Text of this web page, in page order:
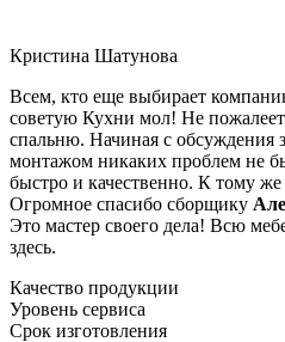
Кристина Шатунова
Всем, кто еще выбирает
советую Кухни мол! Не
спальню. Начиная с обсуждения
монтажом никаких проблем не
быстро и качественно. К тому
Огромное спасибо сборщику
Это мастер своего дела! Всю
здесь.
Качество продукции
Уровень сервиса
Срок изготовления